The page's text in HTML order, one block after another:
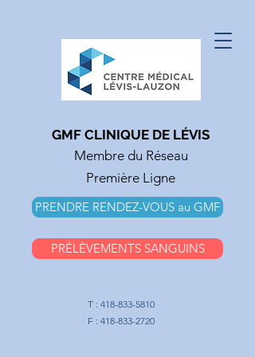
GMF CLINIQUE DE LÉVIS
Membre du Réseau
Première Ligne
PRENDRE RENDEZ-VOUS au GMF
PRÉLÈVEMENTS SANGUINS
T : 418-833-5810
F : 418-833-2720